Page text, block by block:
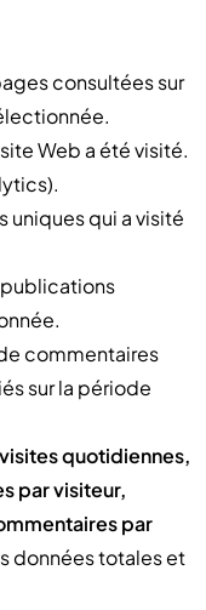
consultées sur
Web a été visité.
uniques qui a visité
commentaires
sur la période
quotidiennes,
par visiteur,
par
données totales et